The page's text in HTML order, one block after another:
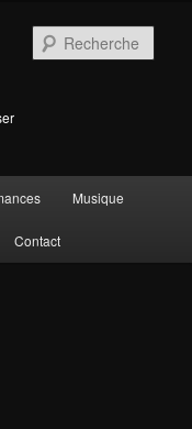
Musique
Contact